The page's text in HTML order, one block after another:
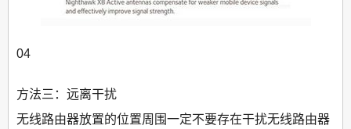
04
方法三：远离干扰
无线路由器放置的位置周围一定不要存在干扰无线路由器